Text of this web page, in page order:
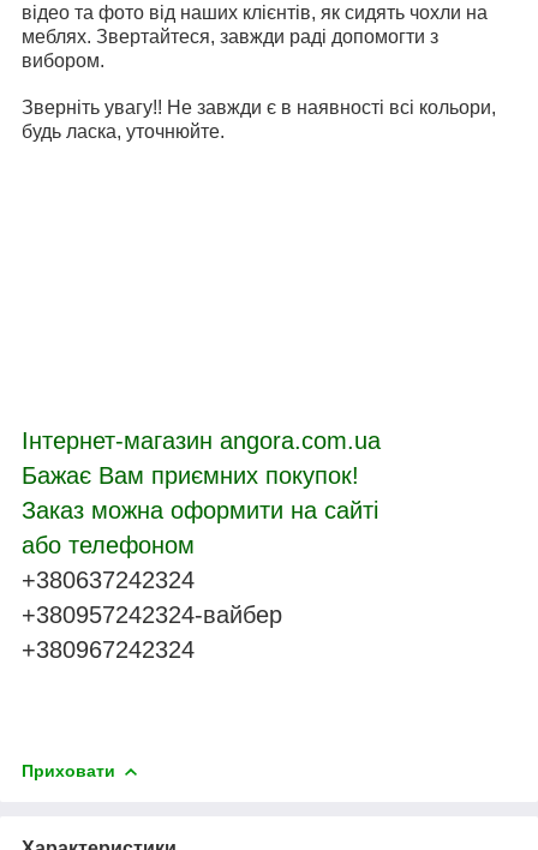
відео та фото від наших клієнтів, як сидять чохли на
меблях. Звертайтеся, завжди раді допомогти з
вибором.
Зверніть увагу!! Не завжди є в наявності всі кольори,
будь ласка, уточнюйте.
Інтернет-магазин angora.com.ua
Бажає Вам приємних покупок!
Заказ можна оформити на сайті
або телефоном
+380637242324
+380957242324-вайбер
+380967242324
Приховати